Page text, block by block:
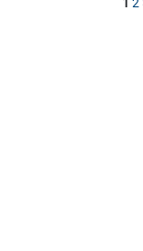
1 2